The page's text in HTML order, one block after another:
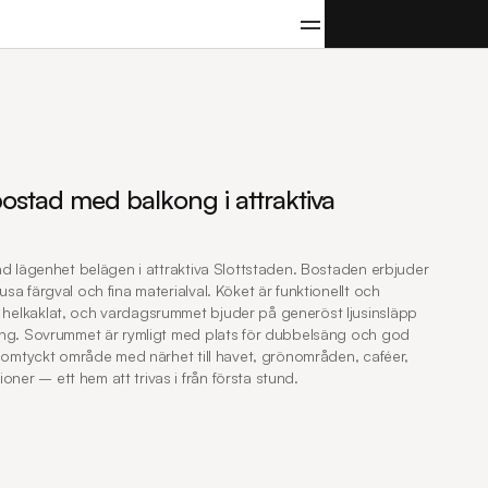
med balkong i attraktiva
lägenhet belägen i attraktiva Slottstaden. Bostaden erbjuder
färgval och fina materialval. Köket är funktionellt och
och vardagsrummet bjuder på generöst ljusinsläpp
Sovrummet är rymligt med plats för dubbelsäng och god
område med närhet till havet, grönområden, caféer,
– ett hem att trivas i från första stund.